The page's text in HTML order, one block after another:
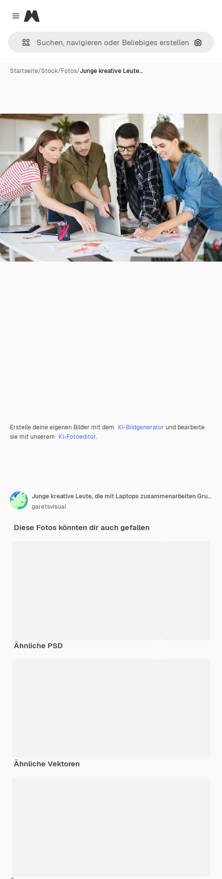
Close menu
Magnific
Nach
Startseite/Stock/Fotos/Junge kreative Leute…
Erstelle deine eigenen Bilder mit dem KI-Bildgenerator und bearbeite
sie mit unserem KI-Fotoeditor.
Junge kreative Leute, die mit Laptops zusammenarbeiten Gruppe cooler Jungs, die an neuen Projekten arbeiten, während sie Zeit im modernen Büro verbringen
garetsvisual
Diese Fotos könnten dir auch gefallen
Ähnliche PSD
Ähnliche Vektoren